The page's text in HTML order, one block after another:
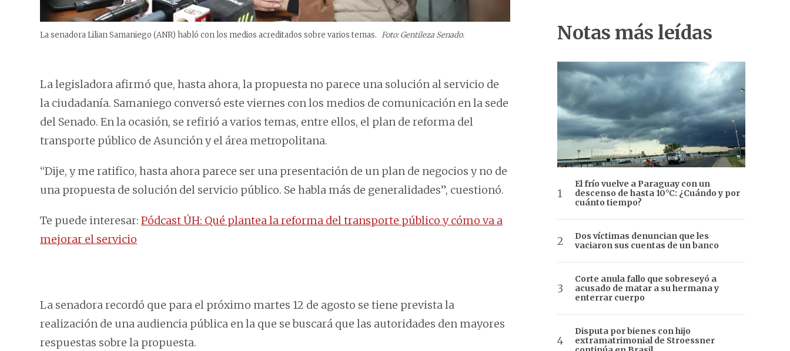
La senadora Lilian Samaniego (ANR) habló con los medios acreditados sobre varios temas. Foto: Gentileza Senado.
La legisladora afirmó que, hasta ahora, la propuesta no parece una solución al servicio de
la ciudadanía. Samaniego conversó este viernes con los medios de comunicación en la sede
del Senado. En la ocasión, se refirió a varios temas, entre ellos, el plan de reforma del
transporte público de Asunción y el área metropolitana.
“Dije, y me ratifico, hasta ahora parece ser una presentación de un plan de negocios y no de
una propuesta de solución del servicio público. Se habla más de generalidades”, cuestionó.
Te puede interesar: Pódcast ÚH: Qué plantea la reforma del transporte público y cómo va a
mejorar el servicio
La senadora recordó que para el próximo martes 12 de agosto se tiene prevista la
realización de una audiencia pública en la que se buscará que las autoridades den mayores
respuestas sobre la propuesta.
Notas más leídas
El frío vuelve a Paraguay con un
descenso de hasta 10°C: ¿Cuándo y por
cuánto tiempo?
Dos víctimas denuncian que les
vaciaron sus cuentas de un banco
Corte anula fallo que sobreseyó a
acusado de matar a su hermana y
enterrar cuerpo
Disputa por bienes con hijo
extramatrimonial de Stroessner